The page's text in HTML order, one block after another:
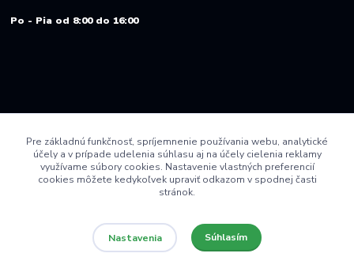
Po - Pia od 8:00 do 16:00
Pre základnú funkčnosť, spríjemnenie používania webu, analytické
účely a v prípade udelenia súhlasu aj na účely cielenia reklamy
využívame súbory cookies. Nastavenie vlastných preferencií
cookies môžete kedykoľvek upraviť odkazom v spodnej časti
stránok.
Nastavenia Súhlasím